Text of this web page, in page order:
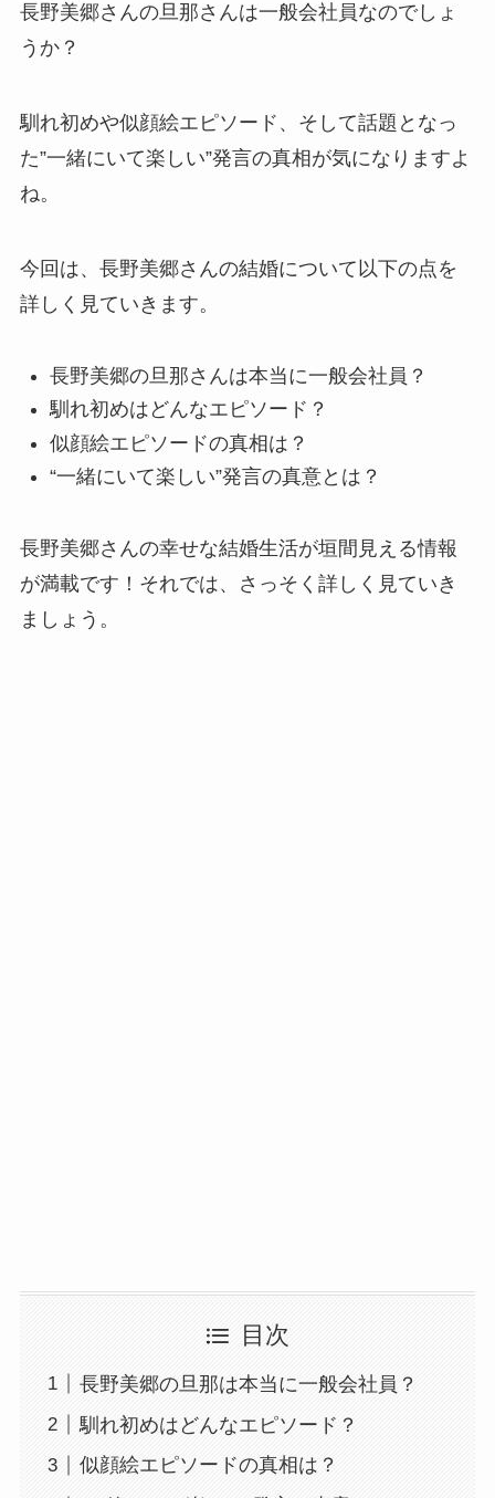
長野美郷さんの旦那さんは一般会社員なのでしょ
うか？
馴れ初めや似顔絵エピソード、そして話題となっ
た”一緒にいて楽しい”発言の真相が気になりますよ
ね。
今回は、長野美郷さんの結婚について以下の点を
詳しく見ていきます。
長野美郷の旦那さんは本当に一般会社員？
馴れ初めはどんなエピソード？
似顔絵エピソードの真相は？
“一緒にいて楽しい”発言の真意とは？
長野美郷さんの幸せな結婚生活が垣間見える情報
が満載です！それでは、さっそく詳しく見ていき
ましょう。
目次
長野美郷の旦那は本当に一般会社員？
馴れ初めはどんなエピソード？
似顔絵エピソードの真相は？